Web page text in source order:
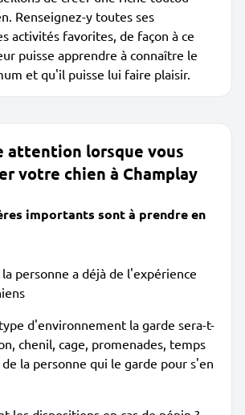
Renseignez-y toutes ses
activités favorites, de façon à ce
puisse apprendre à connaître le
et qu'il puisse lui faire plaisir.
attention lorsque vous
votre chien à Champlay
importants sont à prendre en
personne a déjà de l'expérience
d'environnement la garde sera-t-
chenil, cage, promenades, temps
la personne qui le garde pour s'en